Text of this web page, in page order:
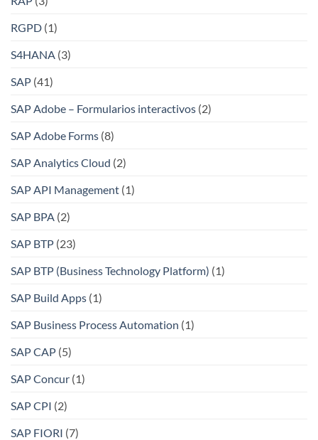
RGPD (1)
S4HANA (3)
SAP (41)
SAP Adobe – Formularios interactivos (2)
SAP Adobe Forms (8)
SAP Analytics Cloud (2)
SAP API Management (1)
SAP BPA (2)
SAP BTP (23)
SAP BTP (Business Technology Platform) (1)
SAP Build Apps (1)
SAP Business Process Automation (1)
SAP CAP (5)
SAP Concur (1)
SAP CPI (2)
SAP FIORI (7)